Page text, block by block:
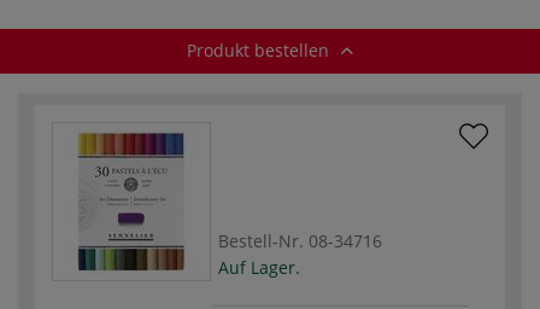
Produkt bestellen
Bestell-Nr. 08-34716
Auf Lager.